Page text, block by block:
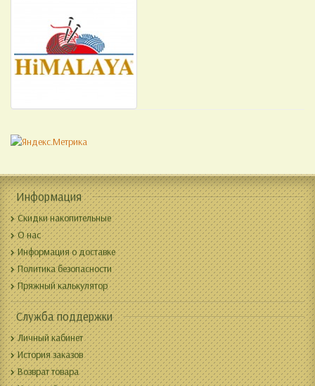
Информация
Скидки накопительные
О нас
Информация о доставке
Политика безопасности
Пряжный калькулятор
Служба поддержки
Личный кабинет
История заказов
Возврат товара